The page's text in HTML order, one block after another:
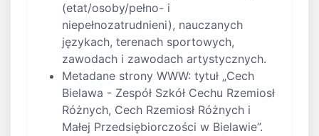
(etat/osoby/pełno- i
niepełnozatrudnieni), nauczanych
językach, terenach sportowych,
zawodach i zawodach artystycznych.
Metadane strony WWW: tytuł „Cech
Bielawa - Zespół Szkół Cechu Rzemiosł
Różnych, Cech Rzemiosł Różnych i
Małej Przedsiębiorczości w Bielawie”.